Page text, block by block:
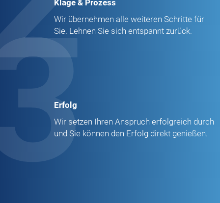
Klage & Prozess
Wir übernehmen alle weiteren Schritte für
Sie. Lehnen Sie sich entspannt zurück.
Erfolg
Wir setzen Ihren Anspruch erfolgreich durch
und Sie können den Erfolg direkt genießen.